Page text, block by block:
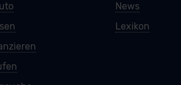
News
Lexikon